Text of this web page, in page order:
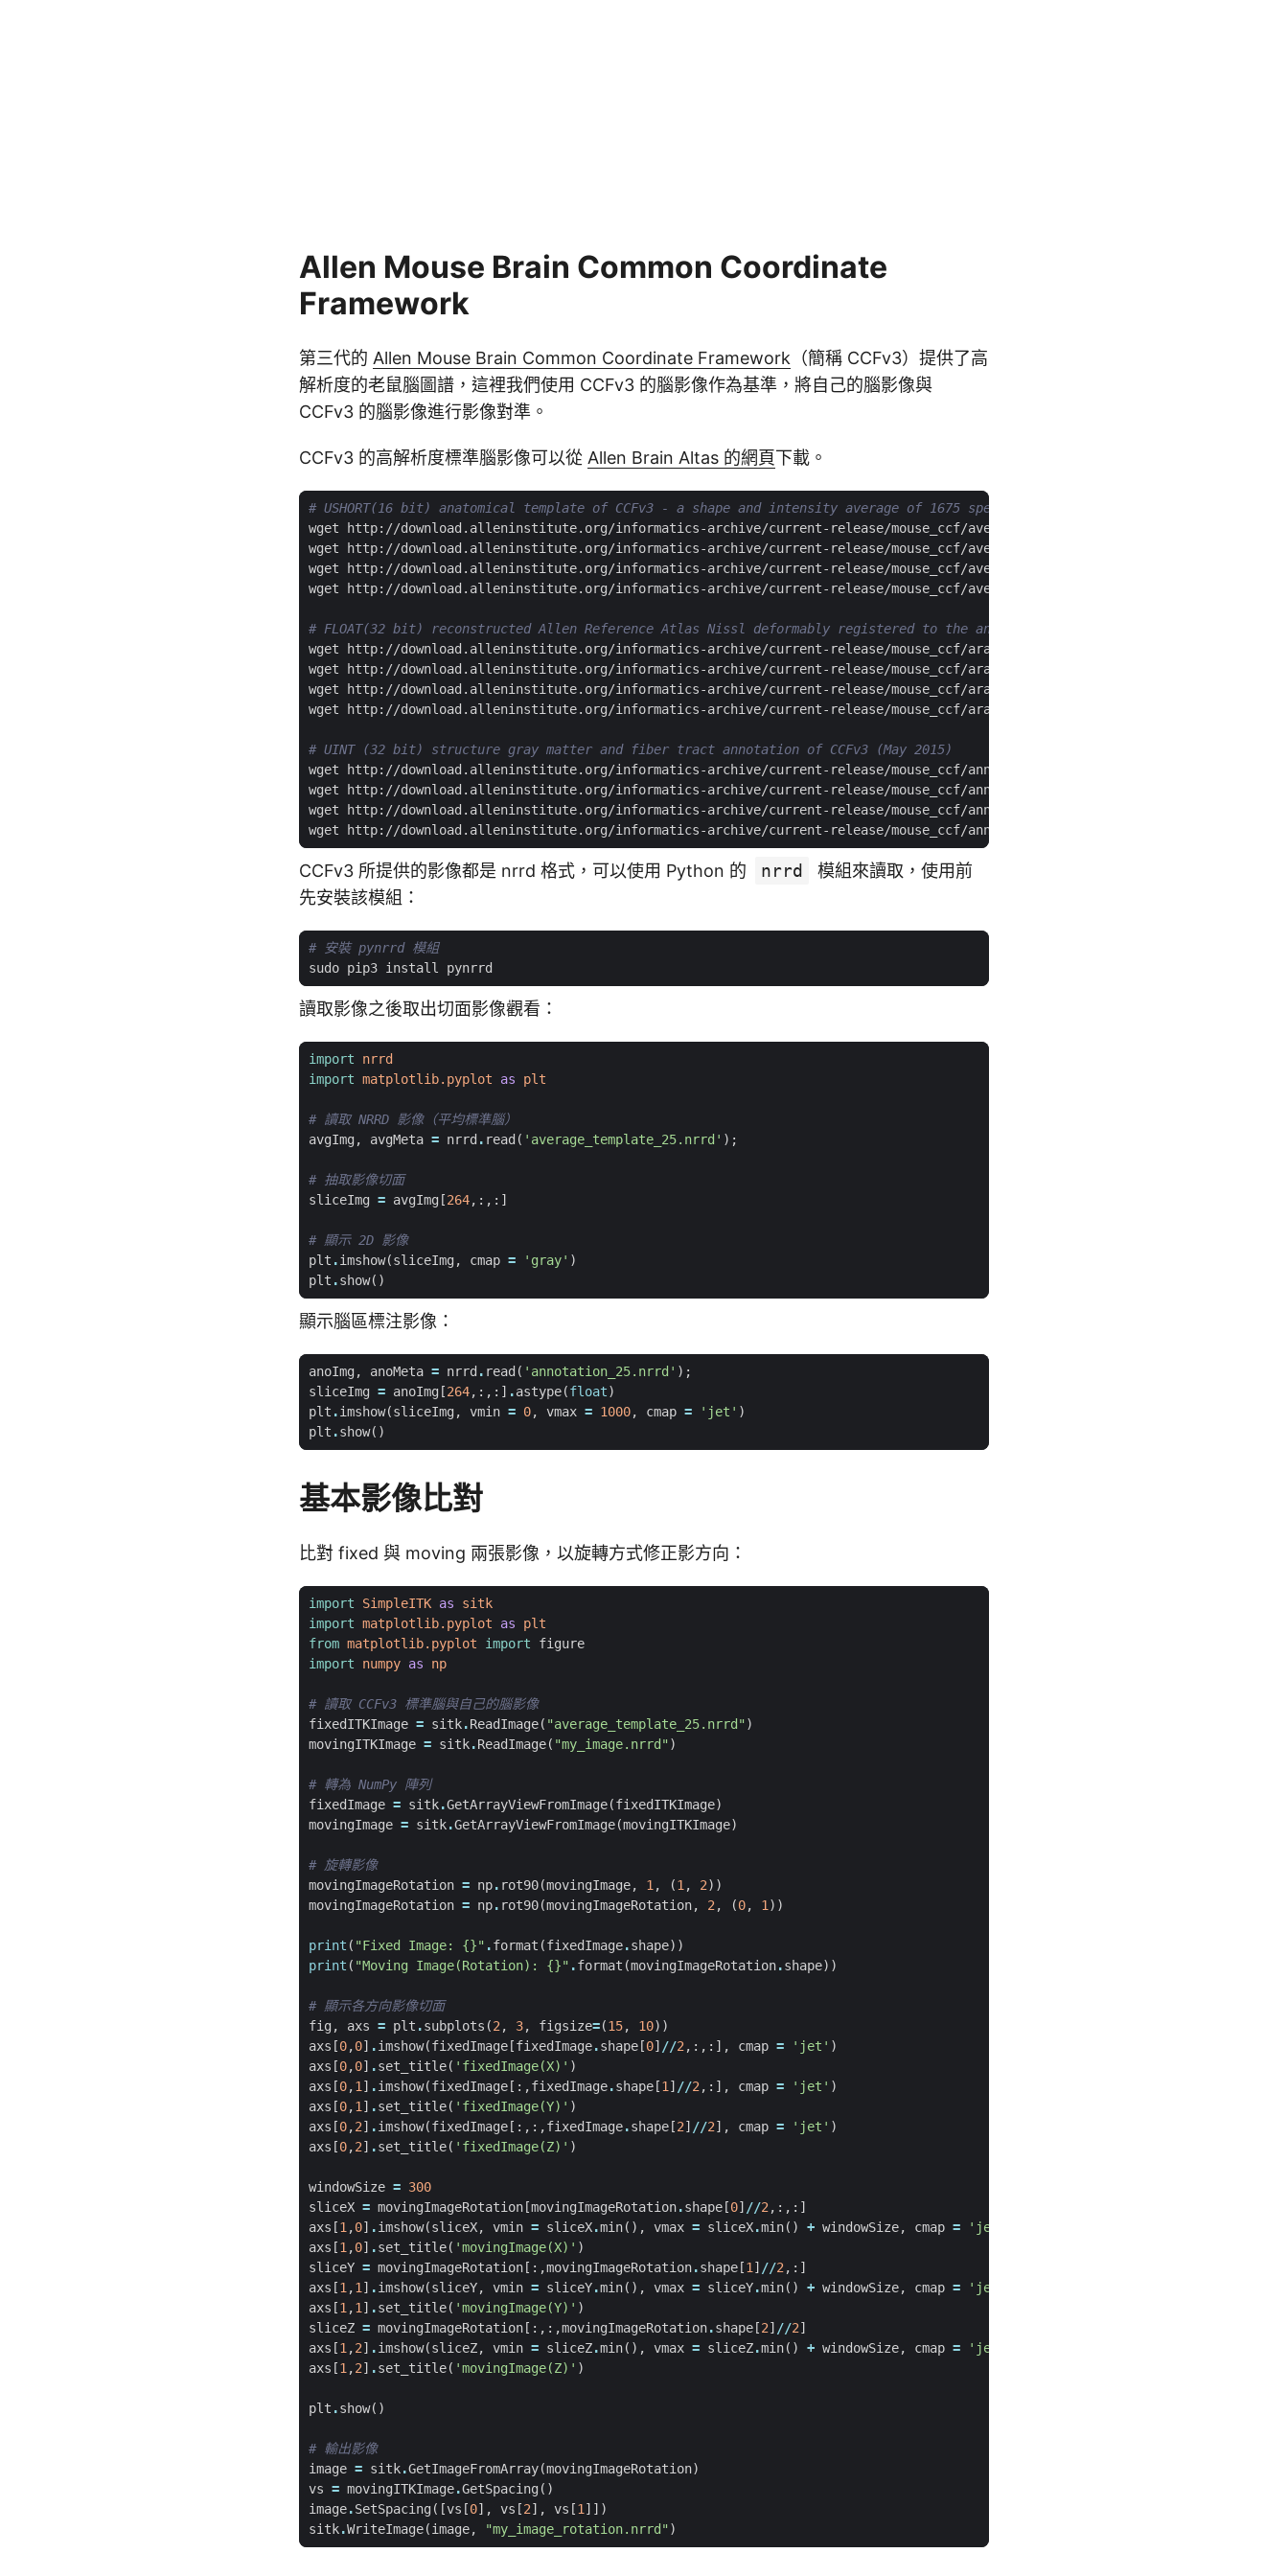
Allen Mouse Brain Common Coordinate
Framework
第三代的 Allen Mouse Brain Common Coordinate Framework （簡稱 CCFv3）提供了高
解析度的老鼠腦圖譜，這裡我們使用 CCFv3 的腦影像作為基準，將自己的腦影像與
CCFv3 的腦影像進行影像對準。
CCFv3 的高解析度標準腦影像可以從 Allen Brain Altas 的網頁下載。
# USHORT(16 bit) anatomical template of CCFv3 - a shape and intensity average of 1675 specimen brains
# FLOAT(32 bit) reconstructed Allen Reference Atlas Nissl deformably registered to the anatomical template of CCFv3
# UINT (32 bit) structure gray matter and fiber tract annotation of CCFv3 (May 2015)
CCFv3 所提供的影像都是 nrrd 格式，可以使用 Python 的 nrrd
模組來讀取，使用前
先安裝該模組：
# 安裝 pynrrd 模組
讀取影像之後取出切面影像觀看：
import
nrrd
import matplotlib.pyplot as plt
# 讀取 NRRD 影像（平均標準腦）
avgImg , avgMeta = nrrd . read ( 'average_template_25.nrrd' );
# 抽取影像切面
sliceImg = avgImg [264,:,:]
# 顯示 2D 影像
plt .imshow(sliceImg , cmap = 'gray' )
plt .show()
顯示腦區標注影像：
anoImg , anoMeta = nrrd . read ( 'annotation_25.nrrd' );
sliceImg = anoImg [264,:,:] .astype(float)
plt .imshow(sliceImg , vmin = 0, vmax = 1000, cmap = 'jet' )
plt .show()
基本影像比對
比對 fixed 與 moving 兩張影像，以旋轉方式修正影方向：
import SimpleITK as
sitk
import matplotlib.pyplot as
plt
from matplotlib.pyplot import
figure
import
numpy as np
# 讀取 CCFv3 標準腦與自己的腦影像
fixedITKImage = sitk.ReadImage( "average_template_25.nrrd")
movingITKImage = sitk.ReadImage( "my_image.nrrd")
# 轉為 NumPy 陣列
fixedImage = sitk.GetArrayViewFromImage(fixedITKImage)
movingImage = sitk.GetArrayViewFromImage(movingITKImage)
# 旋轉影像
movingImageRotation = np. rot90(movingImage, 1, (1, 2))
movingImageRotation = np. rot90(movingImageRotation, 2, (0, 1))
print ( "Fixed Image: {}" .format (fixedImage.shape))
print ( "Moving Image(Rotation): {}" .format (movingImageRotation.shape))
# 顯示各方向影像切面
fig , axs = plt .subplots (2, 3, figsize=(15, 10))
axs [0,0] .imshow(fixedImage [fixedImage.shape [0] //2,:,:], cmap = 'jet' )
axs [0,0] .set_title( 'fixedImage(X)' )
axs [0,1] .imshow(fixedImage [:,fixedImage.shape [1] //2,:], cmap = 'jet' )
axs [0,1] .set_title( 'fixedImage(Y)' )
axs [0,2] .imshow(fixedImage [:,:,fixedImage.shape [2] //2], cmap = 'jet' )
axs [0,2] .set_title( 'fixedImage(Z)' )
windowSize = 300
sliceX = movingImageRotation [movingImageRotation.shape [0] //2,:,:]
axs [1,0] .imshow(sliceX, vmin = sliceX.min(), vmax = sliceX.min() + windowSize, cmap = 'jet'
axs [1,0] .set_title( 'movingImage(X)' )
sliceY = movingImageRotation [:,movingImageRotation.shape [1] //2,:]
axs [1,1] .imshow(sliceY, vmin = sliceY.min(), vmax = sliceY.min() + windowSize, cmap = 'jet'
axs [1,1] .set_title( 'movingImage(Y)' )
sliceZ = movingImageRotation [:,:,movingImageRotation.shape [2] //2]
axs [1,2] .imshow(sliceZ, vmin = sliceZ.min(), vmax = sliceZ.min() + windowSize, cmap = 'jet'
axs [1,2] .set_title( 'movingImage(Z)' )
plt .show()
# 輸出影像
image = sitk.GetImageFromArray(movingImageRotation)
vs = movingITKImage.GetSpacing ()
image.SetSpacing ([vs [0], vs [2], vs [1]])
sitk.WriteImage(image, "my_image_rotation.nrrd")